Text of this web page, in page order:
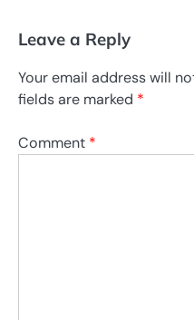
Leave a Reply
Your email address will
fields are marked *
Comment *